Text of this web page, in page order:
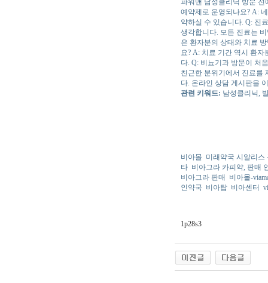
파워맨 남성클리닉 방문 전
예약제로 운영되나요? A:
약하실 수 있습니다. Q: 진
생각합니다. 모든 진료는
은 환자분의 상태와 치료
요? A: 치료 기간 역시 환
다. Q: 비뇨기과 방문이 처
친근한 분위기에서 진료를
다. 온라인 상담 게시판을
관련 키워드: 남성클리닉,
비아몰 미래약국 시알리스
타 비아그라 카피약, 판매
비아그라 판매
비아몰-
인약국 비아탑 비아센터
1p28s3